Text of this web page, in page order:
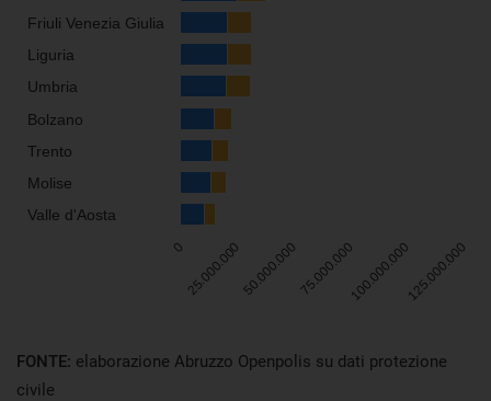
FONTE: elaborazione Abruzzo Openpolis su dati protezione
civile